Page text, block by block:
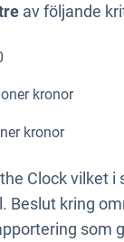
av följande
kronor
kronor
Clock vilket
Beslut kring
som